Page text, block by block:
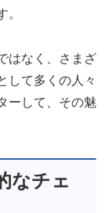
。
はなく、さまざ
して多くの人々
ーして、その魅
なチェ